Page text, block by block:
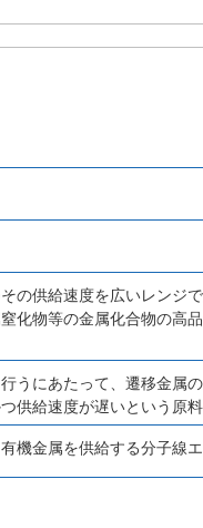
の供給速度を広いレンジ
化物等の金属化合物の高
うにあたって、遷移金属
供給速度が遅いという原
機金属を供給する分子線エ